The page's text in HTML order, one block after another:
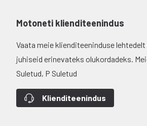
Motoneti klienditeenindus
Vaata meie klienditeeninduse
juhiseid erinevateks olukordadeks.
Suletud, P Suletud
Klienditeenindus